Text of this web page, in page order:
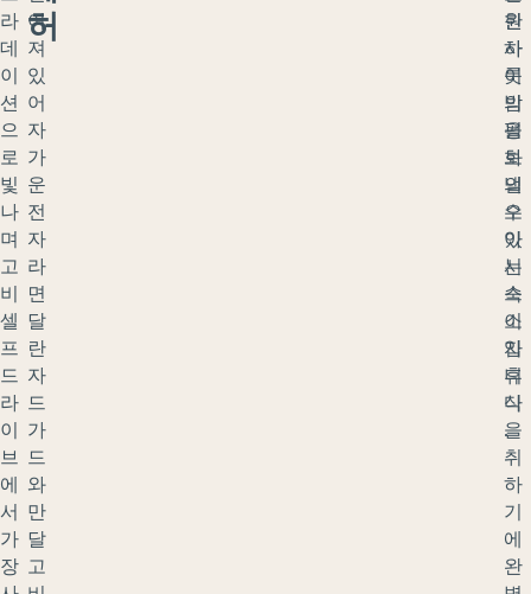
라
데
이
션
으
로
빛
나
며
고
비
셀
프
드
라
이
브
에
서
가
장
어
져
있
어
자
가
운
전
자
라
면
달
란
자
드
가
드
와
만
달
고
허
원
사
이
의
평
화
의
오
아
시
스
이
자
휴
식
을
취
하
기
에
완
한
하
룻
밤
을
보
낼
수
있
는
숙
소
입
니
다
.